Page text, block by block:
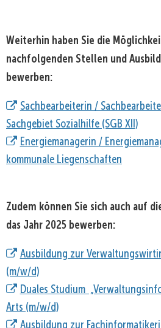
Weiterhin haben Sie die
nachfolgenden Stellen und
bewerben:
Sachbearbeiterin /
Sachgebiet Sozialhilfe (SGB XII)
Energiemanagerin /
kommunale Liegenschaften
Zudem können Sie sich auch auf
das Jahr 2025 bewerben:
Ausbildung zur
(m/w/d)
Duales Studium
Arts (m/w/d)
Ausbildung zur